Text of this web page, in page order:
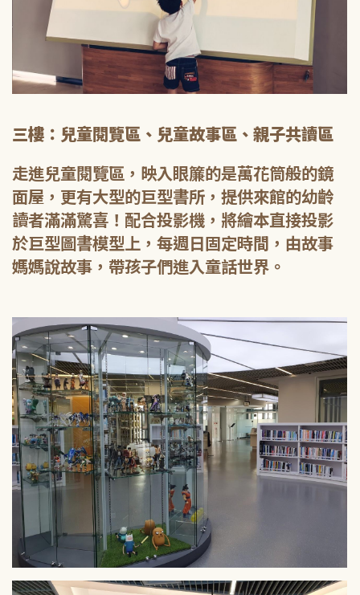
三樓：兒童閱覽區、兒童故事區、親子共讀區
走進兒童閱覽區，映入眼簾的是萬花筒般的鏡
面屋，更有大型的巨型書所，提供來館的幼齡
讀者滿滿驚喜！配合投影機，將繪本直接投影
於巨型圖書模型上，每週日固定時間，由故事
媽媽說故事，帶孩子們進入童話世界。